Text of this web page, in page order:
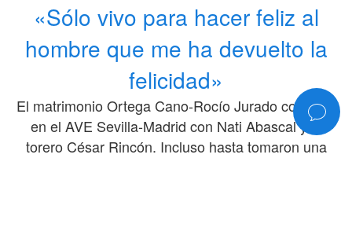
«Sólo vivo para hacer feliz al
hombre que me ha devuelto la
felicidad»
El matrimonio Ortega Cano-Rocío Jurado coincidió
en el AVE Sevilla-Madrid con Nati Abascal y el
torero César Rincón. Incluso hasta tomaron una